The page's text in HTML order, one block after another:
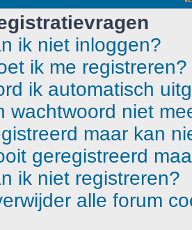
ik niet inloggen?
ik me registreren?
ik automatisch
wachtwoord niet
maar kan
geregistreerd
ik niet registreren?
alle forum